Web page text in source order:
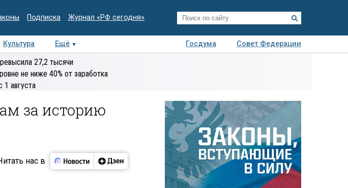
Подписка Журнал «РФ сегодня»
Культура Ещё Госдума
Совет Федерации
Колумнисты
экспертиза
27,2 тысячи
не ниже 40% от заработка
1 августа
за историю
нас в